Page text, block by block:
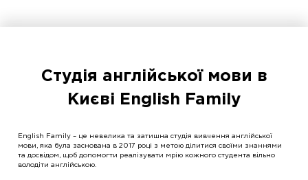
Студія англійської мови в
Києві English Family
English Family – це невелика та затишна студія вивчення англійської
мови, яка була заснована в 2017 році з метою ділитися своїми знаннями
та досвідом, щоб допомогти реалізувати мрію кожного студента вільно
володіти англійською.